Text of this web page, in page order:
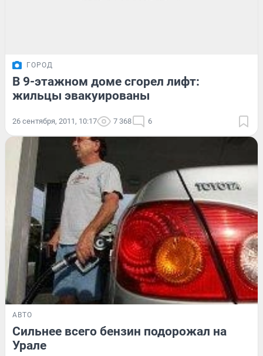
ГОРОД
В 9-этажном доме сгорел лифт:
жильцы эвакуированы
26 сентября, 2011, 10:17 7 368 6
АВТО
Сильнее всего бензин подорожал на
Урале